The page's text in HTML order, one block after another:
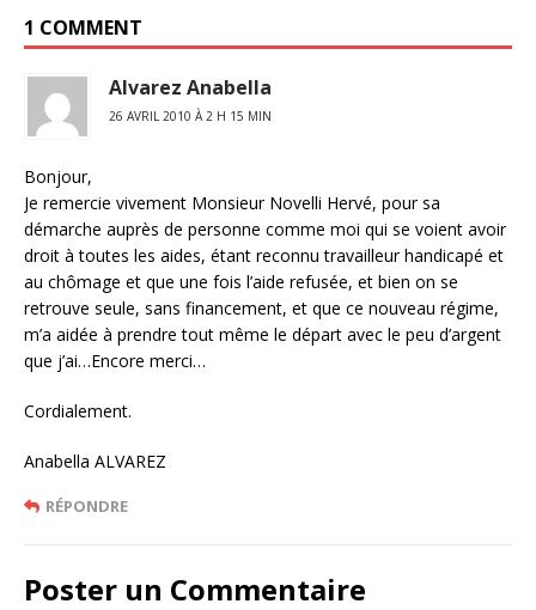
1 COMMENT
Alvarez Anabella
26 AVRIL 2010 À 2 H 15 MIN
Bonjour,
Je remercie vivement Monsieur Novelli Hervé, pour sa
démarche auprès de personne comme moi qui se voient avoir
droit à toutes les aides, étant reconnu travailleur handicapé et
au chômage et que une fois l’aide refusée, et bien on se
retrouve seule, sans financement, et que ce nouveau régime,
m’a aidée à prendre tout même le départ avec le peu d’argent
que j’ai…Encore merci…
Cordialement.
Anabella ALVAREZ
RÉPONDRE
Poster un Commentaire